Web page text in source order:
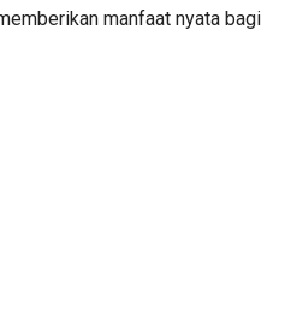
manfaat nyata bagi